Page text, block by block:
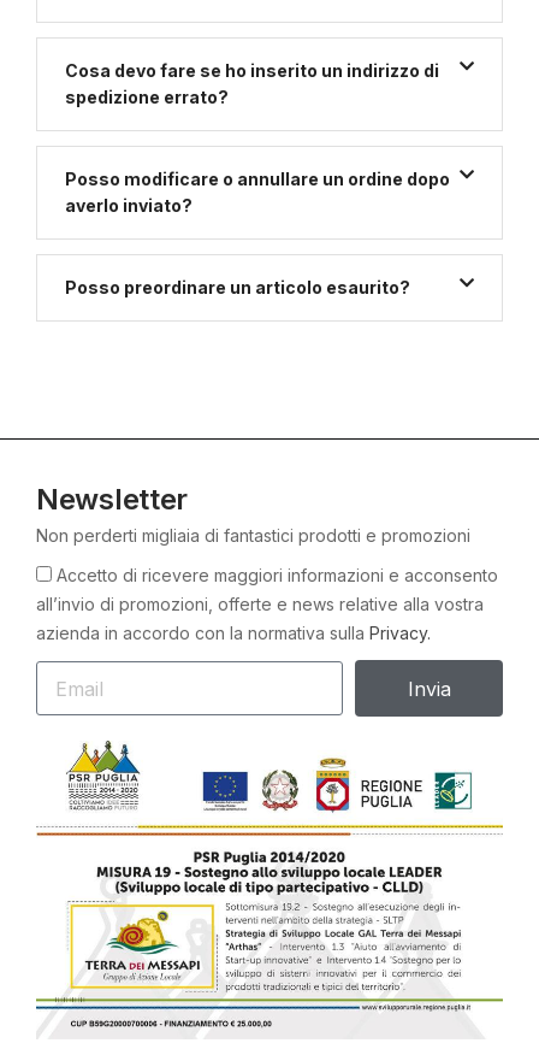
Cosa devo fare se ho inserito un indirizzo di
spedizione errato?
Posso modificare o annullare un ordine dopo
averlo inviato?
Posso preordinare un articolo esaurito?
Newsletter
Non perderti migliaia di fantastici prodotti e promozioni
Accetto di ricevere maggiori informazioni e acconsento
all’invio di promozioni, offerte e news relative alla vostra
azienda in accordo con la normativa sulla Privacy.
Invia